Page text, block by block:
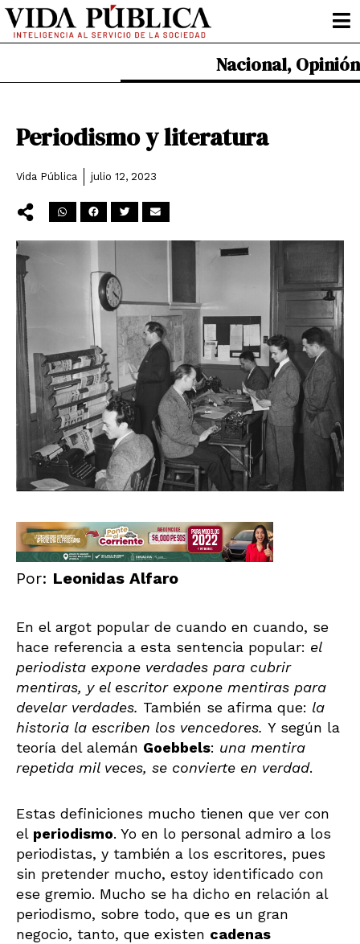
Ir
contenido
Nacional, Opinión
Periodismo y literatura
Vida Pública julio 12, 2023
Por: Leonidas Alfaro
En el argot popular de cuando en cuando, se
hace referencia a esta sentencia popular: el
periodista expone verdades para cubrir
mentiras, y el escritor expone mentiras para
develar verdades. También se afirma que: la
historia la escriben los vencedores. Y según la
teoría del alemán Goebbels: una mentira
repetida mil veces, se convierte en verdad.
Estas definiciones mucho tienen que ver con
el periodismo. Yo en lo personal admiro a los
periodistas, y también a los escritores, pues
sin pretender mucho, estoy identificado con
ese gremio. Mucho se ha dicho en relación al
periodismo, sobre todo, que es un gran
negocio, tanto, que existen cadenas